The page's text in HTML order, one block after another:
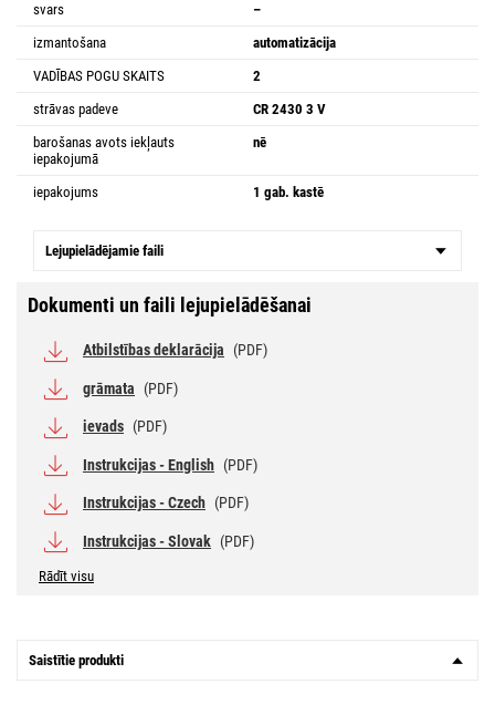
svars
–
izmantošana
automatizācija
VADĪBAS POGU SKAITS
2
strāvas padeve
CR 2430 3 V
barošanas avots iekļauts
iepakojumā
nē
iepakojums 1 gab. kastē
Lejupielādējamie faili
Dokumenti un faili lejupielādēšanai
Atbilstības deklarācija (PDF)
grāmata (PDF)
ievads (PDF)
Instrukcijas - English (PDF)
Instrukcijas - Czech (PDF)
Instrukcijas - Slovak (PDF)
Rādīt visu
Saistītie produkti